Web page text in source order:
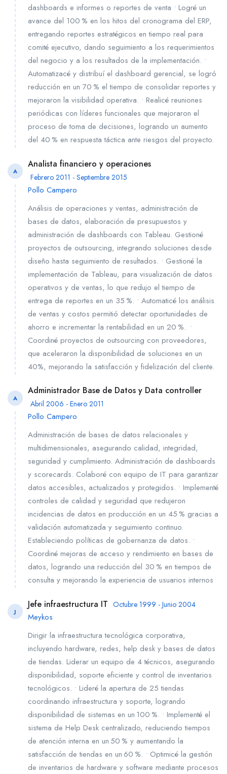
dashboards e informes o reportes de venta • Logré un
avance del 100 % en los hitos del cronograma del ERP,
entregando reportes estratégicos en tiempo real para
comité ejecutivo, dando seguimiento a los requerimientos
del negocio y a los resultados de la implementación. •
Automatizacé y distribuí el dashboard gerencial, se logró
reducción en un 70 % el tiempo de consolidar reportes y
mejoraron la visibilidad operativa. • Realicé reuniones
periódicas con líderes funcionales que mejoraron el
proceso de toma de decisiones, logrando un aumento
del 40 % en respuesta táctica ante riesgos del proyecto.
A
Analista financiero y operaciones
Febrero 2011 - Septiembre 2015
Pollo Campero
Análisis de operaciones y ventas, administración de
bases de datos, elaboración de presupuestos y
administración de dashboards con Tableau. Gestioné
proyectos de outsourcing, integrando soluciones desde
diseño hasta seguimiento de resultados. • Gestioné la
implementación de Tableau, para visualización de datos
operativos y de ventas, lo que redujo el tiempo de
entrega de reportes en un 35 %. • Automaticé los análisis
de ventas y costos permitió detectar oportunidades de
ahorro e incrementar la rentabilidad en un 20 %. •
Coordiné proyectos de outsourcing con proveedores,
que aceleraron la disponibilidad de soluciones en un
40%, mejorando la satisfacción y fidelización del cliente.
A
Administrador Base de Datos y Data controller
Abril 2006 - Enero 2011
Pollo Campero
Administración de bases de datos relacionales y
multidimensionales, asegurando calidad, integridad,
seguridad y cumplimiento. Administración de dashboards
y scorecards. Colaboré con equipo de IT para garantizar
datos accesibles, actualizados y protegidos. • Implementé
controles de calidad y seguridad que redujeron
incidencias de datos en producción en un 45 % gracias a
validación automatizada y seguimiento continuo.
Estableciendo políticas de gobernanza de datos. •
Coordiné mejoras de acceso y rendimiento en bases de
datos, logrando una reducción del 30 % en tiempos de
consulta y mejorando la experiencia de usuarios internos
J
Jefe infraestructura IT Octubre 1999 - Junio 2004
Meykos
Dirigir la infraestructura tecnológica corporativa,
incluyendo hardware, redes, help desk y bases de datos
de tiendas. Liderar un equipo de 4 técnicos, asegurando
disponibilidad, soporte eficiente y control de inventarios
tecnológicos. • Lideré la apertura de 25 tiendas
coordinando infraestructura y soporte, logrando
disponibilidad de sistemas en un 100 %. • Implementé el
sistema de Help Desk centralizado, reduciendo tiempos
de atención interna en un 50 % y aumentando la
satisfacción de tiendas en un 60 %. • Optimicé la gestión
de inventarios de hardware y software mediante procesos